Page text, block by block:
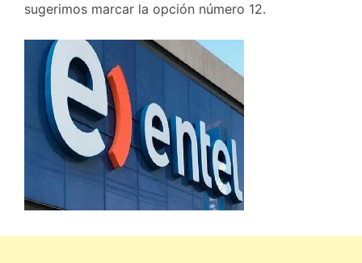
sugerimos marcar la opción número 12.